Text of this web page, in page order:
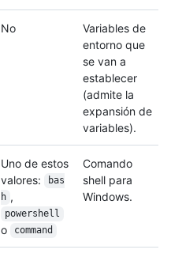
No
Variables de
entorno que
se van a
establecer
(admite la
expansión de
variables).
Uno de estos
valores:
bas
h ,
powershell
o command
Comando
shell para
Windows.